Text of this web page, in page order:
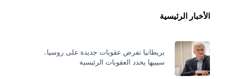
الأخبار الرئيسية
بريطانيا تفرض عقوبات جديدة على روسيا..
سيبيها يحدد العقوبات الرئيسية